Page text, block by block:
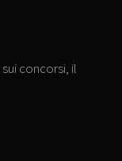
concorsi, il